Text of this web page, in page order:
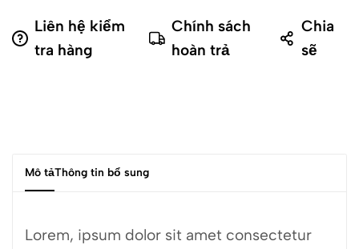
Liên hệ kiểm
tra hàng
Chính sách
hoàn trả
Chia
sẽ
Mô tảThông tin bổ sung
Lorem, ipsum dolor sit amet consectetur